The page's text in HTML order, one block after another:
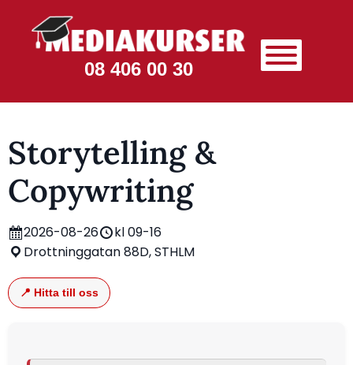
08 406 00 30
Storytelling &
Copywriting
2026-08-26
kl 09-16
Drottninggatan 88D, STHLM
📍 Hitta till oss